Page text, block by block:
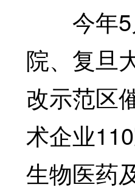
今年5
院、复旦
改示范区
术企业
生物医药